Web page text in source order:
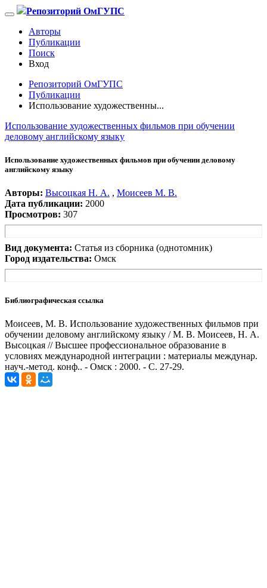
Репозиторий ОмГУПС
Авторы
Публикации
Поиск
Вход
Репозиторий ОмГУПС
Публикации
Использование художественны...
Использование художественных фильмов при обучении
деловому английскому языку
Использование художественных фильмов при обучении деловому
английскому языку
Авторы: Высоцкая Н. А. , Моисеев М. В.
Дата публикации: 2000
Просмотров: 307
Вид документа: Статья из сборника (однотомник)
Город издательства: Омск
Библиографическая ссылка
Моисеев, М. В. Использование художественных фильмов при
обучении деловому английскому языку / М. В. Моисеев, Н. А.
Высоцкая // Высшее профессиональное образование в
условиях международной интеграции : материалы междунар.
науч.-метод. конф.. - Омск : 2000. - С. 27-29.